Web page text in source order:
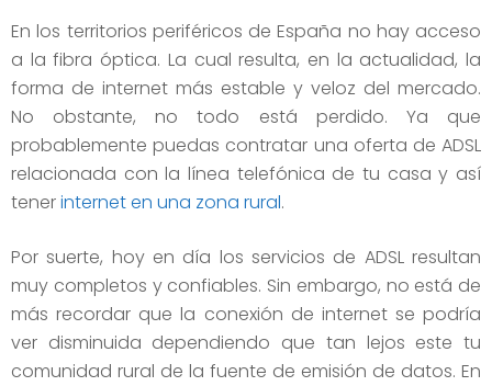
En los territorios periféricos de España no hay acceso
a la fibra óptica. La cual resulta, en la actualidad, la
forma de internet más estable y veloz del mercado.
No obstante, no todo está perdido. Ya que
probablemente puedas contratar una oferta de ADSL
relacionada con la línea telefónica de tu casa y así
tenerinternet en una zona rural.
Por suerte, hoy en día los servicios de ADSL resultan
muy completos y confiables. Sin embargo, no está de
más recordar que la conexión de internet se podría
ver disminuida dependiendo que tan lejos este tu
comunidad rural de la fuente de emisión de datos. En